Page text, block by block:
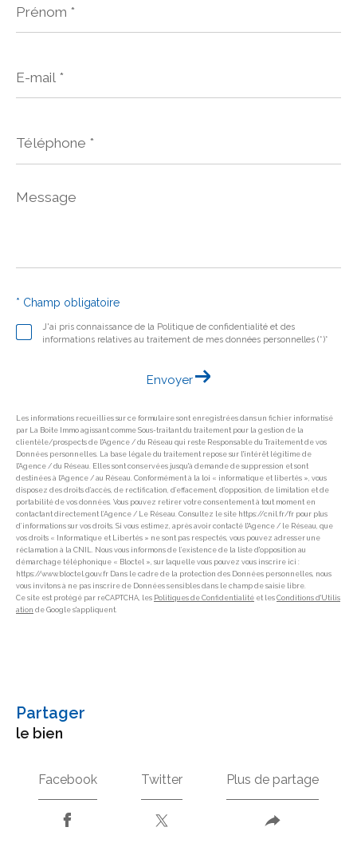
*
mail
*
Message
*
J'ai pris connaissance de la Politique de confidentialité et des
informations relatives au traitement de mes données personnelles (*)*
* Champ obligatoire
Envoyer
Les informations recueillies sur ce formulaire sont enregistrées dans un fichier informatisé
par La Boite Immo agissant comme Sous-traitant du traitement pour la gestion de la
clientèle/prospects de l'Agence / du Réseau qui reste Responsable du Traitement de vos
Données personnelles. La base légale du traitement repose sur l'intérêt légitime de
l'Agence / du Réseau. Elles sont conservées jusqu'à demande de suppression et sont
destinées à l'Agence / au Réseau. Conformément à la loi « informatique et libertés », vous
disposez des droits d’accès, de rectification, d’effacement, d’opposition, de limitation et de
portabilité de vos données. Vous pouvez retirer votre consentement à tout moment en
contactant directement l’Agence / Le Réseau. Consultez le site https://cnil.fr/fr pour plus
d’informations sur vos droits. Si vous estimez, après avoir contacté l'Agence / le Réseau, que
vos droits « Informatique et Libertés » ne sont pas respectés, vous pouvez adresser une
réclamation à la CNIL. Nous vous informons de l’existence de la liste d'opposition au
démarchage téléphonique « Bloctel », sur laquelle vous pouvez vous inscrire ici :
https://www.bloctel.gouv.fr Dans le cadre de la protection des Données personnelles, nous
vous invitons à ne pas inscrire de Données sensibles dans le champ de saisie libre.
Ce site est protégé par reCAPTCHA, les Politiques de Confidentialité et les Conditions d'Utilis
ation de Google s'appliquent.
partager
le bien
Facebook Twitter Plus de partage